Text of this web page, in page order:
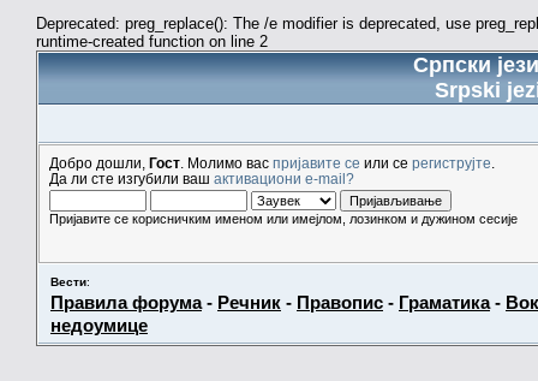
Deprecated: preg_replace(): The /e modifier is deprecated, use
runtime-created function on line 2
Српски
Srpski
Добро дошли, Гост . Молимо вас пријавите се или се региструјте
Да ли сте изгубили ваш активациони e-mail?
Пријавите се корисничким именом или имејлом, лозинком и дужином сесије
Вести:
Правила форума- Речник - Правопис - Граматика-
недоумице